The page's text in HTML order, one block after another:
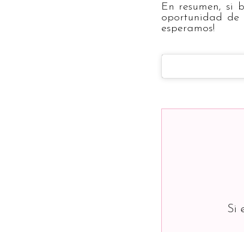
En resumen, si
oportunidad de
esperamos!
Si